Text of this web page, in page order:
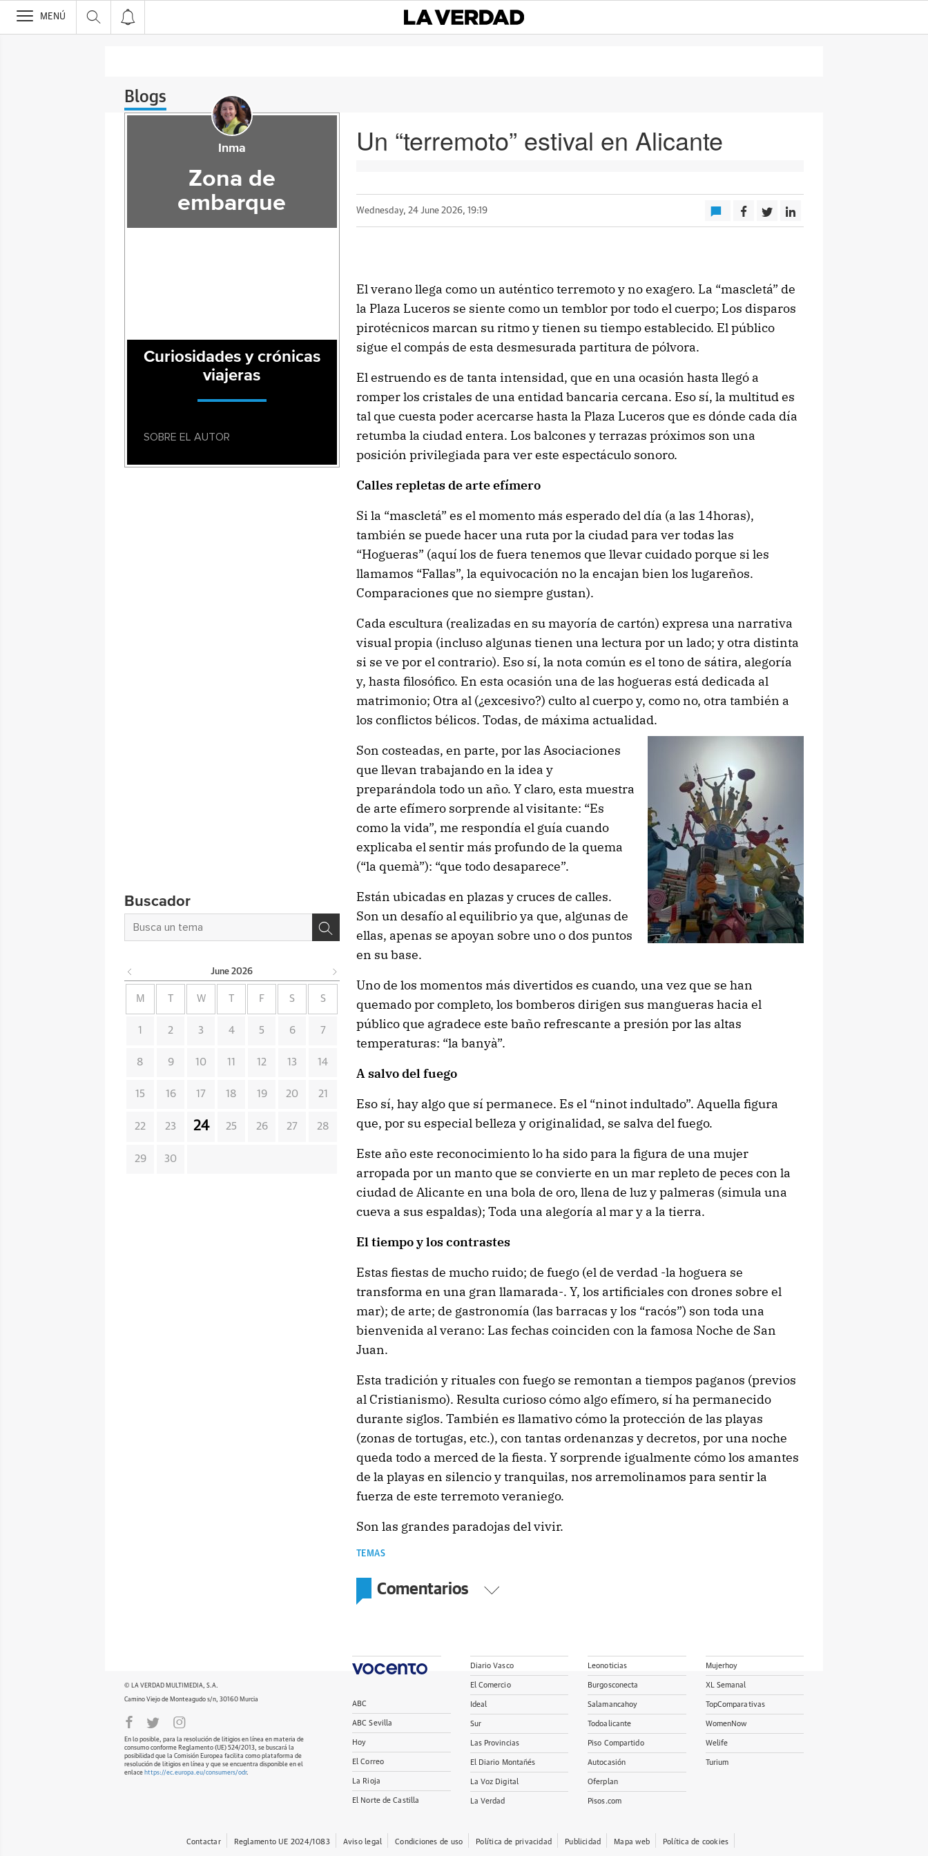
>
MENÚ
Blogs
Un “terremoto” estival en Alicante
Wednesday, 24 June 2026, 19:19
El verano llega como un auténtico terremoto y no exagero. La “mascletá” de
la Plaza Luceros se siente como un temblor por todo el cuerpo; Los disparos
pirotécnicos marcan su ritmo y tienen su tiempo establecido. El público
sigue el compás de esta desmesurada partitura de pólvora.
El estruendo es de tanta intensidad, que en una ocasión hasta llegó a
romper los cristales de una entidad bancaria cercana. Eso sí, la multitud es
tal que cuesta poder acercarse hasta la Plaza Luceros que es dónde cada día
retumba la ciudad entera. Los balcones y terrazas próximos son una
posición privilegiada para ver este espectáculo sonoro.
Calles repletas de arte efímero
Si la “mascletá” es el momento más esperado del día (a las 14horas),
también se puede hacer una ruta por la ciudad para ver todas las
“Hogueras” (aquí los de fuera tenemos que llevar cuidado porque si les
llamamos “Fallas”, la equivocación no la encajan bien los lugareños.
Comparaciones que no siempre gustan).
Cada escultura (realizadas en su mayoría de cartón) expresa una narrativa
visual propia (incluso algunas tienen una lectura por un lado; y otra distinta
si se ve por el contrario). Eso sí, la nota común es el tono de sátira, alegoría
y, hasta filosófico. En esta ocasión una de las hogueras está dedicada al
matrimonio; Otra al (¿excesivo?) culto al cuerpo y, como no, otra también a
los conflictos bélicos. Todas, de máxima actualidad.
Son costeadas, en parte, por las Asociaciones
que llevan trabajando en la idea y
preparándola todo un año. Y claro, esta muestra
de arte efímero sorprende al visitante: “Es
como la vida”, me respondía el guía cuando
explicaba el sentir más profundo de la quema
(“la quemà”): “que todo desaparece”.
Están ubicadas en plazas y cruces de calles.
Son un desafío al equilibrio ya que, algunas de
ellas, apenas se apoyan sobre uno o dos puntos
en su base.
Uno de los momentos más divertidos es cuando, una vez que se han
quemado por completo, los bomberos dirigen sus mangueras hacia el
público que agradece este baño refrescante a presión por las altas
temperaturas: “la banyà”.
A salvo del fuego
Eso sí, hay algo que sí permanece. Es el “ninot indultado”. Aquella figura
que, por su especial belleza y originalidad, se salva del fuego.
Este año este reconocimiento lo ha sido para la figura de una mujer
arropada por un manto que se convierte en un mar repleto de peces con la
ciudad de Alicante en una bola de oro, llena de luz y palmeras (simula una
cueva a sus espaldas); Toda una alegoría al mar y a la tierra.
El tiempo y los contrastes
Estas fiestas de mucho ruido; de fuego (el de verdad -la hoguera se
transforma en una gran llamarada-. Y, los artificiales con drones sobre el
mar); de arte; de gastronomía (las barracas y los “racós”) son toda una
bienvenida al verano: Las fechas coinciden con la famosa Noche de San
Juan.
Esta tradición y rituales con fuego se remontan a tiempos paganos (previos
al Cristianismo). Resulta curioso cómo algo efímero, sí ha permanecido
durante siglos. También es llamativo cómo la protección de las playas
(zonas de tortugas, etc.), con tantas ordenanzas y decretos, por una noche
queda todo a merced de la fiesta. Y sorprende igualmente cómo los amantes
de la playas en silencio y tranquilas, nos arremolinamos para sentir la
fuerza de este terremoto veraniego.
Son las grandes paradojas del vivir.
TEMAS
Comentarios
Inma
Zona de
embarque
Curiosidades y crónicas
viajeras
SOBRE EL AUTOR
Buscador
June 2026
M W F S S
1 2 3 4 5 6 7
8 9 10 11 12 13 14
15 16 17 18 19 20 21
22 23 24 25 26 27 28
29 30
© LA VERDAD MULTIMEDIA, S.A.
Camino Viejo de Monteagudo s/n, 30160 Murcia
En lo posible, para la resolución de litigios en línea en materia de
consumo conforme Reglamento (UE) 524/2013, se buscará la
posibilidad que la Comisión Europea facilita como plataforma de
resolución de litigios en línea y que se encuentra disponible en el
enlace https://ec.europa.eu/consumers/odr.
ABC
ABC Sevilla
Hoy
El Correo
La Rioja
El Norte de Castilla
Diario Vasco
El Comercio
Ideal
Sur
Las Provincias
El Diario Montañés
La Voz Digital
La Verdad
Leonoticias
Burgosconecta
Salamancahoy
Todoalicante
Piso Compartido
Autocasión
Oferplan
Pisos.com
Mujerhoy
XL Semanal
TopComparativas
WomenNow
Welife
Turium
Contactar Reglamento UE 2024/1083 Aviso legal Condiciones de uso Política de privacidad Publicidad Mapa web Política de cookies